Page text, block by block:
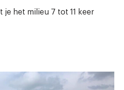
je het milieu 7 tot 11 keer